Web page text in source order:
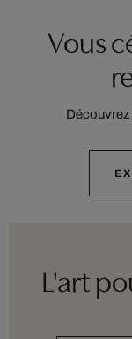
Vous
L'art